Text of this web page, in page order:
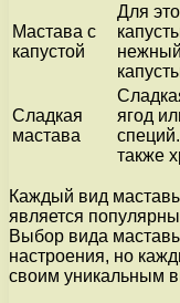
Мастава с
капустой
Для
нежный
Сладкая
мастава
ягод
также
Каждый вид
является
Выбор вида
настроения, но
своим уникальным